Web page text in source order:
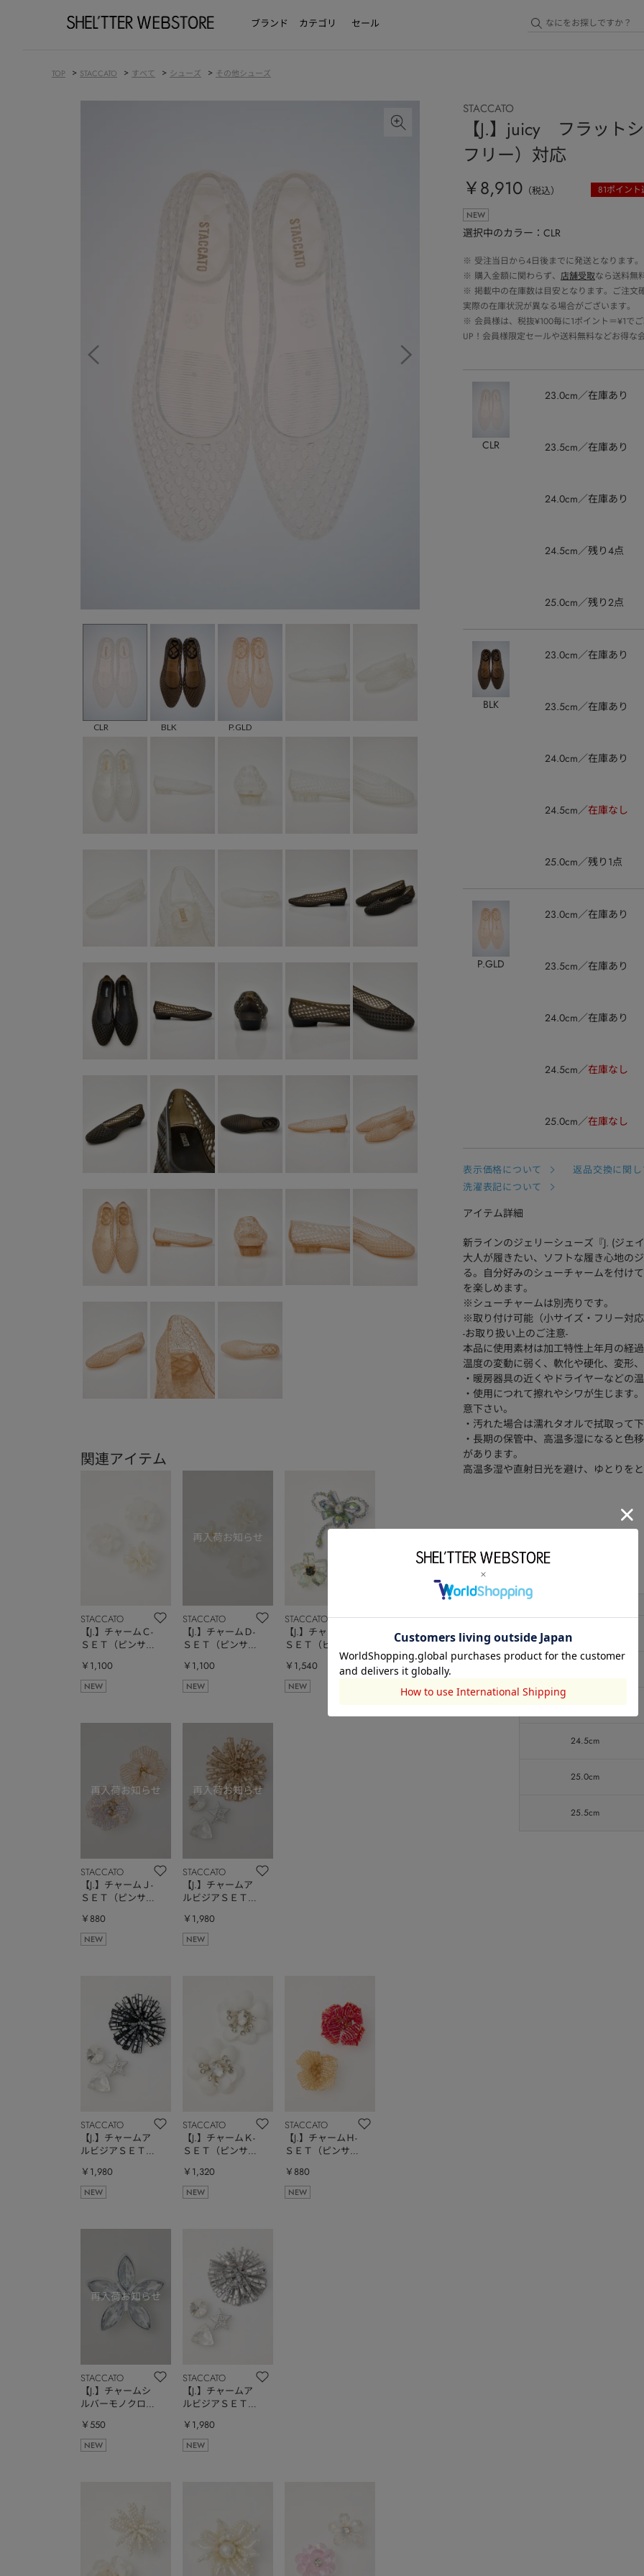
ブランド カテゴリ セール
TOP > STACCATO > すべて > シューズ > その他シューズ
CLR BLK P.GLD
関連アイテム
STACCATO
【J.】チャームＣ-
ＳＥＴ（ピンサイ
￥1,100
NEW
STACCATO
【J.】チャームＤ-
ＳＥＴ（ピンサイ
￥1,100
NEW
STACCATO
【J.】チャームＧ-
ＳＥＴ（ピンサイ
￥1,540
NEW
STACCATO
【J.】チャームＪ-
ＳＥＴ（ピンサイ
￥880
NEW
STACCATO
【J.】チャームア
ルビジアＳＥＴ
ー）
￥1,980
NEW
STACCATO
【J.】チャームア
ルビジアＳＥＴ
ー）
￥1,980
NEW
STACCATO
【J.】チャームＫ-
ＳＥＴ（ピンサイ
￥1,320
NEW
STACCATO
【J.】チャームＨ-
ＳＥＴ（ピンサイ
￥880
NEW
STACCATO
【J.】チャームシ
ルバーモノクロム
イズ小）
￥550
NEW
STACCATO
【J.】チャームア
ルビジアＳＥＴ
ー）
￥1,980
NEW
STACCATO
【J.】juicy フラット
フリー）対応
￥8,910 （税込） 81ポイント
NEW
選択中のカラー：CLR
※ 受注当日から4日後までに発送となります
※ 購入金額に関わらず、 店舗受取なら送料無
※ 掲載中の在庫数は目安となります。ご注文
実際の在庫状況が異なる場合がございます。
※ 会員様は、税抜¥100毎に1ポイント＝¥1で
UP！会員様限定セールや送料無料などお得な
CLR
23.0cm 在庫あり
23.5cm 在庫あり
24.0cm 在庫あり
24.5cm 残り4点
25.0cm 残り2点
BLK
23.0cm 在庫あり
23.5cm 在庫あり
24.0cm 在庫あり
24.5cm 在庫なし
25.0cm 残り1点
P.GLD
23.0cm 在庫あり
23.5cm 在庫あり
24.0cm 在庫あり
24.5cm 在庫なし
25.0cm 在庫なし
表示価格について 返品交換に関し
洗濯表記について
アイテム詳細
新ラインのジェリーシューズ『J. (ジェ
大人が履きたい、ソフトな履き心地の
る。自分好みのシューチャームを付け
を楽しめます。
※シューチャームは別売りです。
※取り付け可能（小サイズ・フリー対応
-お取り扱い上のご注意-
本品に使用素材は加工特性上年月の経
温度の変動に弱く、軟化や硬化、変形
・暖房器具の近くやドライヤーなどの
・使用につれて擦れやシワが生じます
意下さい。
・汚れた場合は濡れタオルで拭取って下
・長期の保管中、高温多湿になると色
があります。
高温多湿や直射日光を避け、ゆとりを
素材 塩化ビニル樹脂
サイズ
23.0cm
24.5cm
25.0cm
25.5cm